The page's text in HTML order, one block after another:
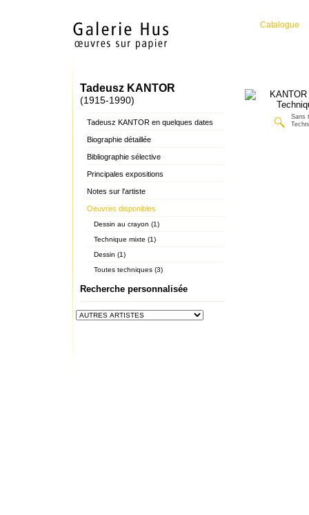
Catalogue
Tadeusz KANTOR
(1915-1990)
Tadeusz KANTOR en quelques dates
Biographie détaillée
Bibliographie sélective
Principales expositions
Notes sur l'artiste
Oeuvres disponibles
Dessin au crayon (1)
Technique mixte (1)
Dessin (1)
Toutes techniques (3)
Recherche personnalisée
Sans